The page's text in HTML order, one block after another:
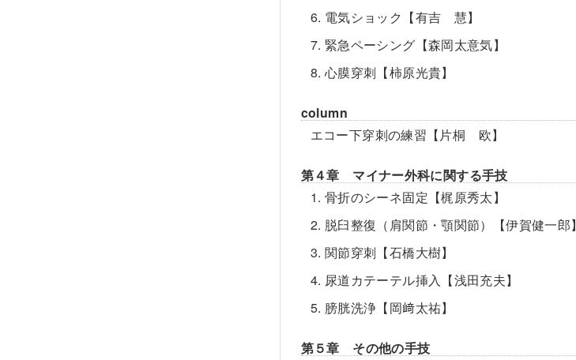
6. 電気ショック【有吉 慧】
7. 緊急ペーシング【森岡太意気】
8. 心膜穿刺【柿原光貴】
column
エコー下穿刺の練習【片桐 欧】
第４章 マイナー外科に関する手技
1. 骨折のシーネ固定【梶原秀太】
2. 脱臼整復（肩関節・顎関節）【伊賀健一郎】
3. 関節穿刺【石橋大樹】
4. 尿道カテーテル挿入【浅田充夫】
5. 膀胱洗浄【岡﨑太祐】
第５章 その他の手技